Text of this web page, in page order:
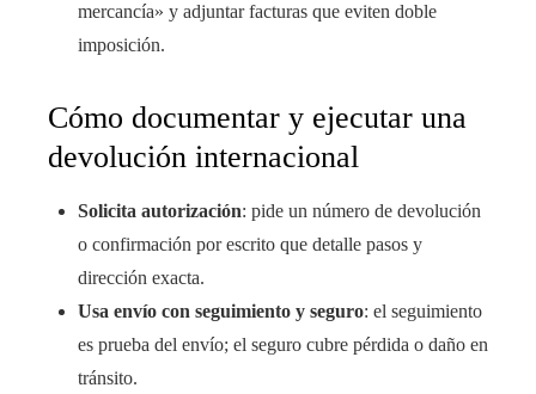
mercancía» y adjuntar facturas que eviten doble
imposición.
Cómo documentar y ejecutar una
devolución internacional
Solicita autorización: pide un número de devolución
o confirmación por escrito que detalle pasos y
dirección exacta.
Usa envío con seguimiento y seguro: el seguimiento
es prueba del envío; el seguro cubre pérdida o daño en
tránsito.